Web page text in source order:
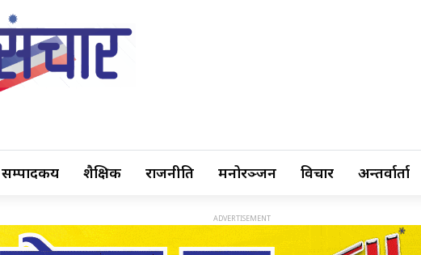
सम्पादकीय शैक्षिक राजनीति मनोरञ्जन विचार अन्तर्वार्ता